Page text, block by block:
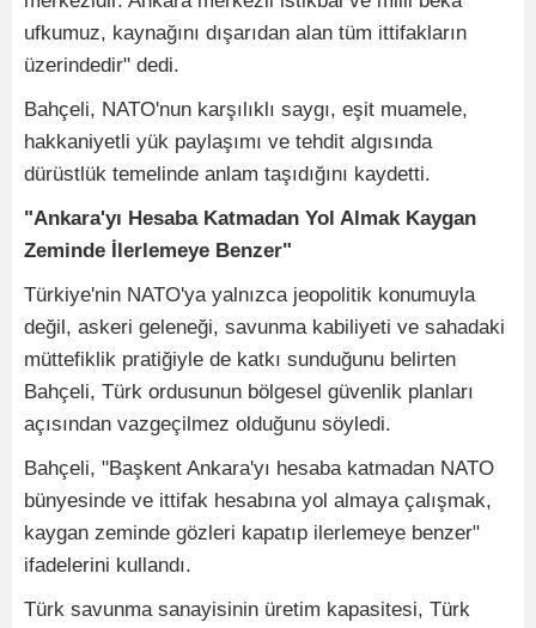
ufkumuz, kaynağını dışarıdan alan tüm ittifakların
üzerindedir" dedi.
Bahçeli, NATO'nun karşılıklı saygı, eşit muamele,
hakkaniyetli yük paylaşımı ve tehdit algısında
dürüstlük temelinde anlam taşıdığını kaydetti.
"Ankara'yı Hesaba Katmadan Yol Almak Kaygan
Zeminde İlerlemeye Benzer"
Türkiye'nin NATO'ya yalnızca jeopolitik konumuyla
değil, askeri geleneği, savunma kabiliyeti ve sahadaki
müttefiklik pratiğiyle de katkı sunduğunu belirten
Bahçeli, Türk ordusunun bölgesel güvenlik planları
açısından vazgeçilmez olduğunu söyledi.
Bahçeli, "Başkent Ankara'yı hesaba katmadan NATO
bünyesinde ve ittifak hesabına yol almaya çalışmak,
kaygan zeminde gözleri kapatıp ilerlemeye benzer"
ifadelerini kullandı.
Türk savunma sanayisinin üretim kapasitesi, Türk